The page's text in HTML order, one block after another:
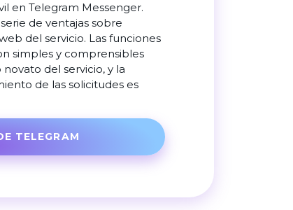
en Telegram Messenger.
de ventajas sobre
del servicio. Las funciones
simples y comprensibles
del servicio, y la
de las solicitudes es
TELEGRAM